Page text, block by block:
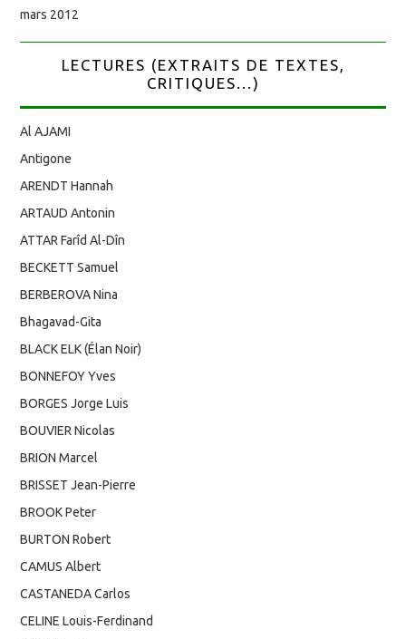
mars 2012
LECTURES (EXTRAITS DE TEXTES,
CRITIQUES...)
Al AJAMI
Antigone
ARENDT Hannah
ARTAUD Antonin
ATTAR Farîd Al-Dîn
BECKETT Samuel
BERBEROVA Nina
Bhagavad-Gita
BLACK ELK (Élan Noir)
BONNEFOY Yves
BORGES Jorge Luis
BOUVIER Nicolas
BRION Marcel
BRISSET Jean-Pierre
BROOK Peter
BURTON Robert
CAMUS Albert
CASTANEDA Carlos
CELINE Louis-Ferdinand